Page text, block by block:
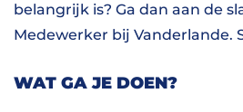
belangrijk is? Ga dan aan de
Medewerker bij Vanderlande.
WAT GA JE DOEN?